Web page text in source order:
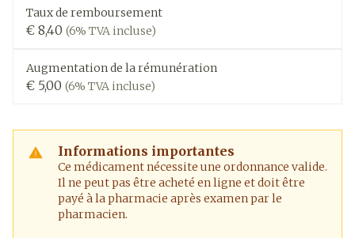
Taux de remboursement
€ 8,40 (6% TVA incluse)
Augmentation de la rémunération
€ 5,00 (6% TVA incluse)
Informations importantes
Ce médicament nécessite une ordonnance valide.
Il ne peut pas être acheté en ligne et doit être
payé à la pharmacie après examen par le
pharmacien.